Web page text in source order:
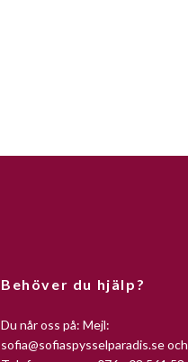
Behöver du hjälp?
Du når oss på: Mejl:
sofia@sofiaspysselparadis.seoch